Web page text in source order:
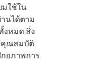
มใช้ใน
นได้ตาม
งหมด สิ่ง
คุณสมบัติ
ยภาพการ